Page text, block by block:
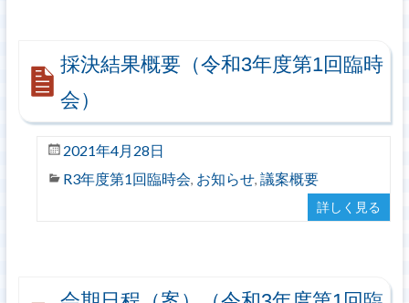
採決結果概要（令和3年度第1回臨時
会）
2021年4月28日
R3年度第1回臨時会, お知らせ, 議案概要
詳しく見る